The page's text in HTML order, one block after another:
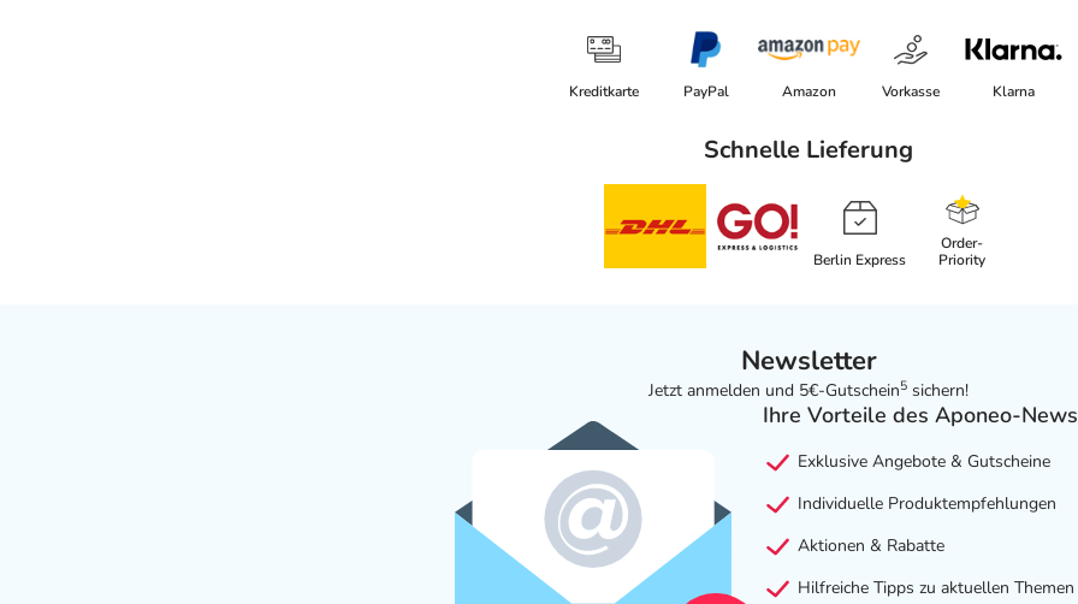
Kreditkarte PayPal Amazon Vorkasse Klarna
Schnelle Lieferung
Berlin Express
Order-
Priority
Newsletter
Jetzt anmelden und 5€-Gutschein5 sichern!
Ihre Vorteile des Aponeo-
Exklusive Angebote & Gutscheine
Individuelle Produktempfehlungen
Aktionen & Rabatte
Hilfreiche Tipps zu aktuellen Themen